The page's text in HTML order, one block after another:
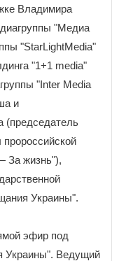
Владимира
"Медиа
"StarLightMedia"
"1+1 media"
"Inter Media
и
(председатель
За жизнь"),
Украины".
эфир под
Украины". Ведущий